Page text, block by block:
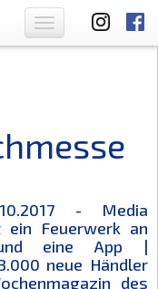
Toggle
navigation
- Media
ein Feuerwerk an
eine App |
neue Händler
des